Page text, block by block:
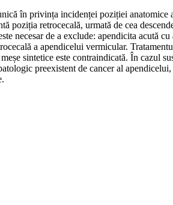
în privința incidenței poziției anatomice
poziția retrocecală, urmată de cea
necesar de a exclude: apendicita acută
a apendicelui vermicular.
sintetice este contraindicată. În cazul
preexistent de cancer al